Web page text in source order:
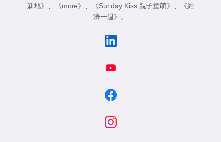
新地》
《more》 《Sunday Kiss 親子童萌》
《經
濟一週》
。